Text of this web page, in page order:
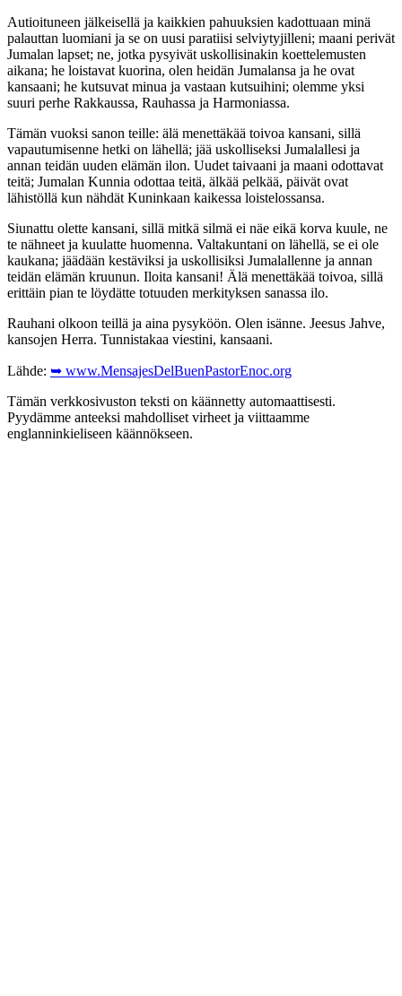
Autioituneen jälkeisellä ja kaikkien pahuuksien kadottuaan minä
palauttan luomiani ja se on uusi paratiisi selviytyjilleni; maani perivät
Jumalan lapset; ne, jotka pysyivät uskollisinakin koettelemusten
aikana; he loistavat kuorina, olen heidän Jumalansa ja he ovat
kansaani; he kutsuvat minua ja vastaan kutsuihini; olemme yksi
suuri perhe Rakkaussa, Rauhassa ja Harmoniassa.
Tämän vuoksi sanon teille: älä menettäkää toivoa kansani, sillä
vapautumisenne hetki on lähellä; jää uskolliseksi Jumalallesi ja
annan teidän uuden elämän ilon. Uudet taivaani ja maani odottavat
teitä; Jumalan Kunnia odottaa teitä, älkää pelkää, päivät ovat
lähistöllä kun nähdät Kuninkaan kaikessa loistelossansa.
Siunattu olette kansani, sillä mitkä silmä ei näe eikä korva kuule, ne
te nähneet ja kuulatte huomenna. Valtakuntani on lähellä, se ei ole
kaukana; jäädään kestäviksi ja uskollisiksi Jumalallenne ja annan
teidän elämän kruunun. Iloita kansani! Älä menettäkää toivoa, sillä
erittäin pian te löydätte totuuden merkityksen sanassa ilo.
Rauhani olkoon teillä ja aina pysyköön. Olen isänne. Jeesus Jahve,
kansojen Herra. Tunnistakaa viestini, kansaani.
Lähde: ➥ www.MensajesDelBuenPastorEnoc.org
Tämän verkkosivuston teksti on käännetty automaattisesti.
Pyydämme anteeksi mahdolliset virheet ja viittaamme
englanninkieliseen käännökseen.